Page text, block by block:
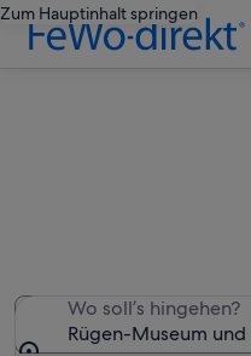
Zum Hauptinhalt springen
Wo soll’s hingehen?
Rügen-Museum